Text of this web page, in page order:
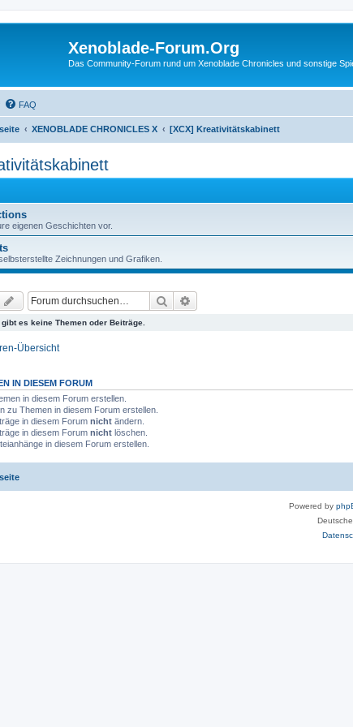
Xenoblade-Forum.Org
Das Community-Forum rund um Xenoblade Chronicles und sonstige
FAQ
XENOBLADE CHRONICLES X [XCX] Kreativitätskabinett
eigenen Geschichten vor.
Zeichnungen und Grafiken.
Suche
es keine Themen oder Beiträge.
Übersicht
IN DIESEM FORUM
in diesem Forum erstellen.
zu Themen in diesem Forum erstellen.
in diesem Forum nicht ändern.
in diesem Forum nicht löschen.
in diesem Forum erstellen.
Powered by